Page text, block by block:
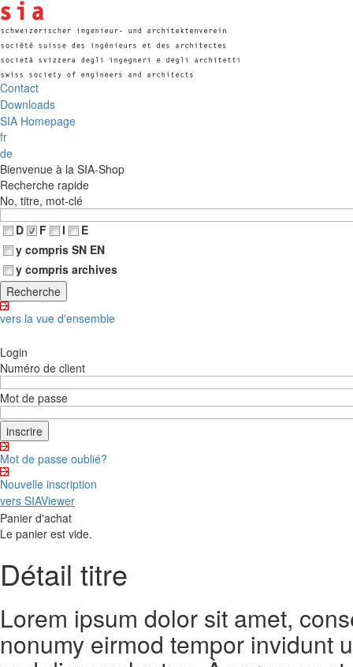
Contact
Downloads
SIA Homepage
fr
de
Bienvenue à la SIA-Shop
Recherche rapide
No, titre, mot-clé
D
F I
E
y compris SN EN
y compris archives
vers la vue d'ensemble
Login
Numéro de client
Mot de passe
Mot de passe oublié?
Nouvelle inscription
vers SIAViewer
Panier d'achat
Le panier est vide.
Détail titre
Lorem ipsum dolor sit amet,
nonumy eirmod tempor invidunt